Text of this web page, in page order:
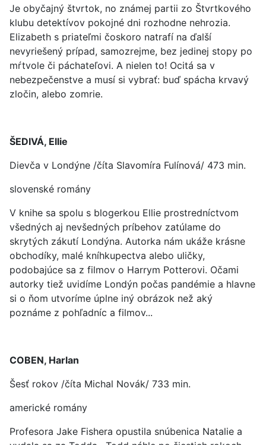
Je obyčajný štvrtok, no známej partii zo Štvrtkového
klubu detektívov pokojné dni rozhodne nehrozia.
Elizabeth s priateľmi čoskoro natrafí na ďalší
nevyriešený prípad, samozrejme, bez jedinej stopy po
mŕtvole či páchateľovi. A nielen to! Ocitá sa v
nebezpečenstve a musí si vybrať: buď spácha krvavý
zločin, alebo zomrie.
ŠEDIVÁ, Ellie
Dievča v Londýne /číta Slavomíra Fulínová/ 473 min.
slovenské romány
V knihe sa spolu s blogerkou Ellie prostredníctvom
všedných aj nevšedných príbehov zatúlame do
skrytých zákutí Londýna. Autorka nám ukáže krásne
obchodíky, malé kníhkupectva alebo uličky,
podobajúce sa z filmov o Harrym Potterovi. Očami
autorky tiež uvidíme Londýn počas pandémie a hlavne
si o ňom utvoríme úplne iný obrázok než aký
poznáme z pohľadníc a filmov...
COBEN, Harlan
Šesť rokov /číta Michal Novák/ 733 min.
americké romány
Profesora Jake Fishera opustila snúbenica Natalie a